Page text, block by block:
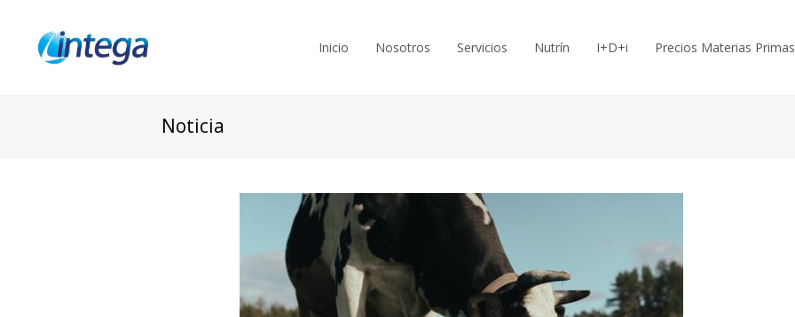
Inicio Nosotros Servicios Nutrín I+D+i Precios Materias Primas
Noticia